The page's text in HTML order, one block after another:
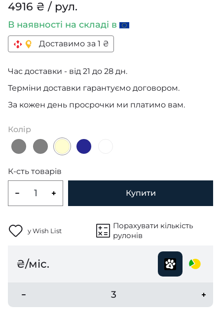
4916 ₴ / рул.
В наявності на складі в
Доставимо за 1 ₴
Час доставки - від 21 до 28 дн.
Терміни доставки гарантуємо договором.
За кожен день просрочки ми платимо вам.
Колір
К-сть товарів
Купити
у Wish List
Порахувати кількість
рулонів
₴/міс.
3